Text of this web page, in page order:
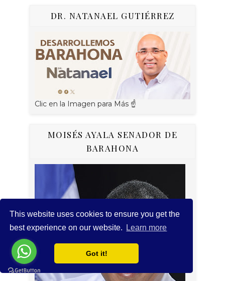
This website uses cookies to ensure you get the
best experience on our website.
Learn more
Got it!
DR. NATANAEL GUTIÉRREZ
Clic en la Imagen para Más ☝
MOISÉS AYALA SENADOR DE
BARAHONA